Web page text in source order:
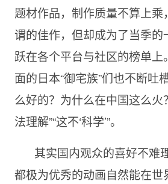
题材作品，制作质量不算上
谓的佳作，但却成为了当季
跃在各个平台与社区的榜单
面的日本“御宅族”们也不断吐
么好的？为什么在中国这么火
法理解”“这不‘科学’”。
其实国内观众的喜好不难
都极为优秀的动画自然能在世